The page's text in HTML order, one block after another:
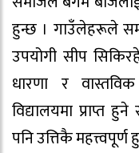
हुन्छ । गाउँलेहरूले
उपयोगी सीप
धारणा र
विद्यालयमा प्राप्त
पनि उत्तिकै